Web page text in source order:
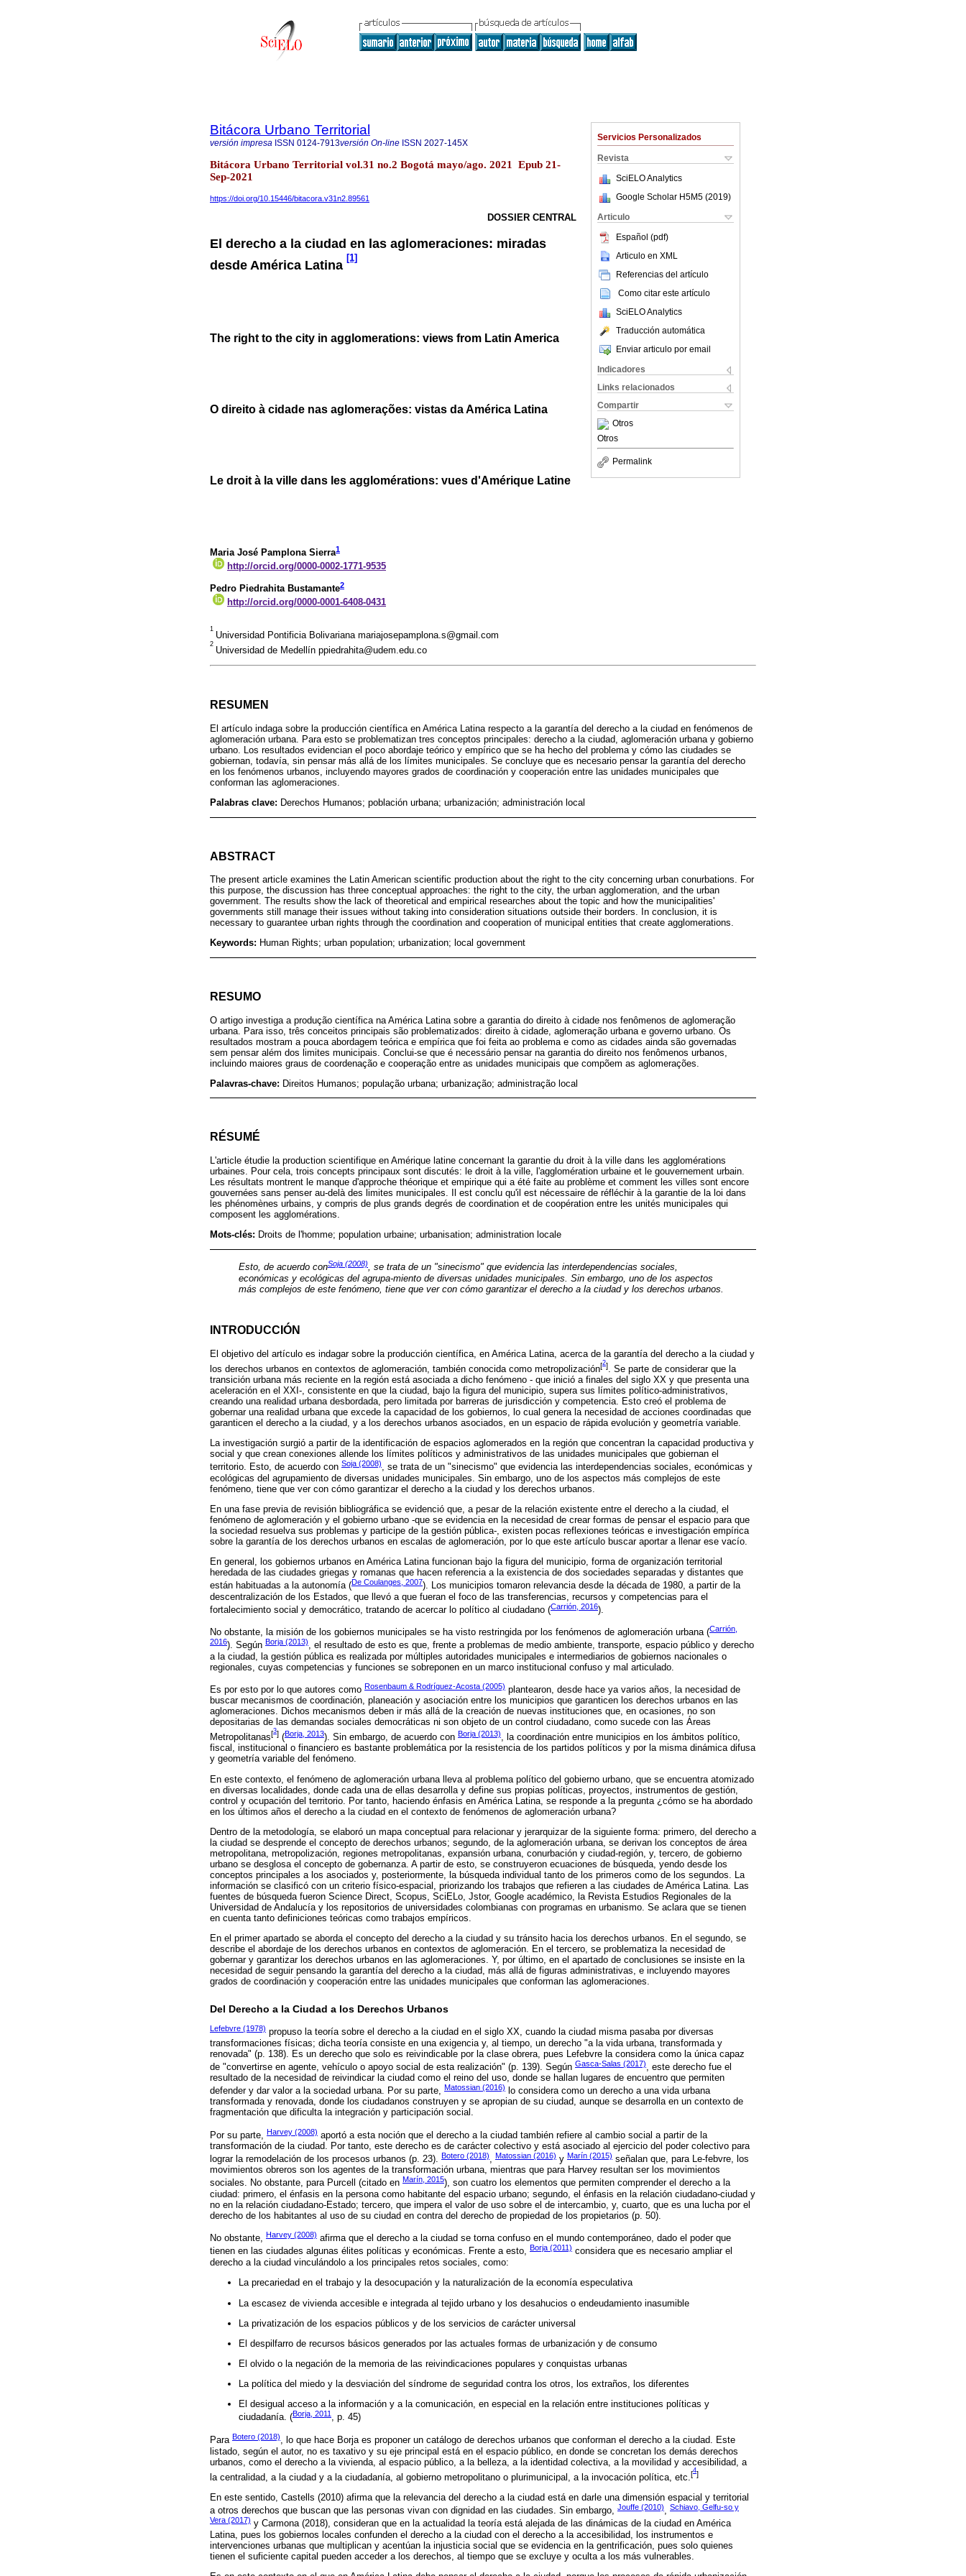
Servicios Personalizados
Revista
SciELO Analytics
Google Scholar H5M5 (2019)
Articulo
Español (pdf)
Articulo en XML
Referencias del artículo
Como citar este artículo
SciELO Analytics
Traducción automática
Enviar articulo por email
Indicadores
Links relacionados
Compartir
Otros
Otros
Permalink
Bitácora Urbano Territorial
versión impresa ISSN 0124-7913versión On-line ISSN 2027-145X
Bitácora Urbano Territorial vol.31 no.2 Bogotá mayo/ago. 2021 Epub 21-
Sep-2021
https://doi.org/10.15446/bitacora.v31n2.89561
DOSSIER CENTRAL
El derecho a la ciudad en las aglomeraciones: miradas
desde América Latina
[1]
The right to the city in agglomerations: views from Latin America
O direito à cidade nas aglomerações: vistas da América Latina
Le droit à la ville dans les agglomérations: vues d'Amérique Latine
Maria José Pamplona Sierra1
http://orcid.org/0000-0002-1771-9535
Pedro Piedrahita Bustamante2
http://orcid.org/0000-0001-6408-0431
1
Universidad Pontificia Bolivariana mariajosepamplona.s@gmail.com
2
Universidad de Medellín ppiedrahita@udem.edu.co
RESUMEN
El artículo indaga sobre la producción científica en América Latina respecto a la garantía del derecho a la ciudad en fenómenos de
aglomeración urbana. Para esto se problematizan tres conceptos principales: derecho a la ciudad, aglomeración urbana y gobierno
urbano. Los resultados evidencian el poco abordaje teórico y empírico que se ha hecho del problema y cómo las ciudades se
gobiernan, todavía, sin pensar más allá de los límites municipales. Se concluye que es necesario pensar la garantía del derecho
en los fenómenos urbanos, incluyendo mayores grados de coordinación y cooperación entre las unidades municipales que
conforman las aglomeraciones.
Palabras clave: Derechos Humanos; población urbana; urbanización; administración local
ABSTRACT
The present article examines the Latin American scientific production about the right to the city concerning urban conurbations. For
this purpose, the discussion has three conceptual approaches: the right to the city, the urban agglomeration, and the urban
government. The results show the lack of theoretical and empirical researches about the topic and how the municipalities'
governments still manage their issues without taking into consideration situations outside their borders. In conclusion, it is
necessary to guarantee urban rights through the coordination and cooperation of municipal entities that create agglomerations.
Keywords: Human Rights; urban population; urbanization; local government
RESUMO
O artigo investiga a produção científica na América Latina sobre a garantia do direito à cidade nos fenômenos de aglomeração
urbana. Para isso, três conceitos principais são problematizados: direito à cidade, aglomeração urbana e governo urbano. Os
resultados mostram a pouca abordagem teórica e empírica que foi feita ao problema e como as cidades ainda são governadas
sem pensar além dos limites municipais. Conclui-se que é necessário pensar na garantia do direito nos fenômenos urbanos,
incluindo maiores graus de coordenação e cooperação entre as unidades municipais que compõem as aglomerações.
Palavras-chave: Direitos Humanos; população urbana; urbanização; administração local
RÉSUMÉ
L'article étudie la production scientifique en Amérique latine concernant la garantie du droit à la ville dans les agglomérations
urbaines. Pour cela, trois concepts principaux sont discutés: le droit à la ville, l'agglomération urbaine et le gouvernement urbain.
Les résultats montrent le manque d'approche théorique et empirique qui a été faite au problème et comment les villes sont encore
gouvernées sans penser au-delà des limites municipales. Il est conclu qu'il est nécessaire de réfléchir à la garantie de la loi dans
les phénomènes urbains, y compris de plus grands degrés de coordination et de coopération entre les unités municipales qui
composent les agglomérations.
Mots-clés: Droits de l'homme; population urbaine; urbanisation; administration locale
Esto, de acuerdo conSoja (2008), se trata de un "sinecismo" que evidencia las interdependencias sociales,
económicas y ecológicas del agrupa-miento de diversas unidades municipales. Sin embargo, uno de los aspectos
más complejos de este fenómeno, tiene que ver con cómo garantizar el derecho a la ciudad y los derechos urbanos.
INTRODUCCIÓN
El objetivo del artículo es indagar sobre la producción científica, en América Latina, acerca de la garantía del derecho a la ciudad y
los derechos urbanos en contextos de aglomeración, también conocida como metropolización[2]. Se parte de considerar que la
transición urbana más reciente en la región está asociada a dicho fenómeno - que inició a finales del siglo XX y que presenta una
aceleración en el XXI-, consistente en que la ciudad, bajo la figura del municipio, supera sus límites político-administrativos,
creando una realidad urbana desbordada, pero limitada por barreras de jurisdicción y competencia. Esto creó el problema de
gobernar una realidad urbana que excede la capacidad de los gobiernos, lo cual genera la necesidad de acciones coordinadas que
garanticen el derecho a la ciudad, y a los derechos urbanos asociados, en un espacio de rápida evolución y geometría variable.
La investigación surgió a partir de la identificación de espacios aglomerados en la región que concentran la capacidad productiva y
social y que crean conexiones allende los límites políticos y administrativos de las unidades municipales que gobiernan el
territorio. Esto, de acuerdo con Soja (2008), se trata de un "sinecismo" que evidencia las interdependencias sociales, económicas y
ecológicas del agrupamiento de diversas unidades municipales. Sin embargo, uno de los aspectos más complejos de este
fenómeno, tiene que ver con cómo garantizar el derecho a la ciudad y los derechos urbanos.
En una fase previa de revisión bibliográfica se evidenció que, a pesar de la relación existente entre el derecho a la ciudad, el
fenómeno de aglomeración y el gobierno urbano -que se evidencia en la necesidad de crear formas de pensar el espacio para que
la sociedad resuelva sus problemas y participe de la gestión pública-, existen pocas reflexiones teóricas e investigación empírica
sobre la garantía de los derechos urbanos en escalas de aglomeración, por lo que este artículo buscar aportar a llenar ese vacío.
En general, los gobiernos urbanos en América Latina funcionan bajo la figura del municipio, forma de organización territorial
heredada de las ciudades griegas y romanas que hacen referencia a la existencia de dos sociedades separadas y distantes que
están habituadas a la autonomía (De Coulanges, 2007). Los municipios tomaron relevancia desde la década de 1980, a partir de la
descentralización de los Estados, que llevó a que fueran el foco de las transferencias, recursos y competencias para el
fortalecimiento social y democrático, tratando de acercar lo político al ciudadano (Carrión, 2016).
No obstante, la misión de los gobiernos municipales se ha visto restringida por los fenómenos de aglomeración urbana (Carrión,
2016). Según Borja (2013), el resultado de esto es que, frente a problemas de medio ambiente, transporte, espacio público y derecho
a la ciudad, la gestión pública es realizada por múltiples autoridades municipales e intermediarios de gobiernos nacionales o
regionales, cuyas competencias y funciones se sobreponen en un marco institucional confuso y mal articulado.
Es por esto por lo que autores como Rosenbaum & Rodríguez-Acosta (2005) plantearon, desde hace ya varios años, la necesidad de
buscar mecanismos de coordinación, planeación y asociación entre los municipios que garanticen los derechos urbanos en las
aglomeraciones. Dichos mecanismos deben ir más allá de la creación de nuevas instituciones que, en ocasiones, no son
depositarias de las demandas sociales democráticas ni son objeto de un control ciudadano, como sucede con las Áreas
Metropolitanas[3] (Borja, 2013). Sin embargo, de acuerdo con Borja (2013), la coordinación entre municipios en los ámbitos político,
fiscal, institucional o financiero es bastante problemática por la resistencia de los partidos políticos y por la misma dinámica difusa
y geometría variable del fenómeno.
En este contexto, el fenómeno de aglomeración urbana lleva al problema político del gobierno urbano, que se encuentra atomizado
en diversas localidades, donde cada una de ellas desarrolla y define sus propias políticas, proyectos, instrumentos de gestión,
control y ocupación del territorio. Por tanto, haciendo énfasis en América Latina, se responde a la pregunta ¿cómo se ha abordado
en los últimos años el derecho a la ciudad en el contexto de fenómenos de aglomeración urbana?
Dentro de la metodología, se elaboró un mapa conceptual para relacionar y jerarquizar de la siguiente forma: primero, del derecho a
la ciudad se desprende el concepto de derechos urbanos; segundo, de la aglomeración urbana, se derivan los conceptos de área
metropolitana, metropolización, regiones metropolitanas, expansión urbana, conurbación y ciudad-región, y, tercero, de gobierno
urbano se desglosa el concepto de gobernanza. A partir de esto, se construyeron ecuaciones de búsqueda, yendo desde los
conceptos principales a los asociados y, posteriormente, la búsqueda individual tanto de los primeros como de los segundos. La
información se clasificó con un criterio físico-espacial, priorizando los trabajos que refieren a las ciudades de América Latina. Las
fuentes de búsqueda fueron Science Direct, Scopus, SciELo, Jstor, Google académico, la Revista Estudios Regionales de la
Universidad de Andalucía y los repositorios de universidades colombianas con programas en urbanismo. Se aclara que se tienen
en cuenta tanto definiciones teóricas como trabajos empíricos.
En el primer apartado se aborda el concepto del derecho a la ciudad y su tránsito hacia los derechos urbanos. En el segundo, se
describe el abordaje de los derechos urbanos en contextos de aglomeración. En el tercero, se problematiza la necesidad de
gobernar y garantizar los derechos urbanos en las aglomeraciones. Y, por último, en el apartado de conclusiones se insiste en la
necesidad de seguir pensando la garantía del derecho a la ciudad, más allá de figuras administrativas, e incluyendo mayores
grados de coordinación y cooperación entre las unidades municipales que conforman las aglomeraciones.
Del Derecho a la Ciudad a los Derechos Urbanos
Lefebvre (1978) propuso la teoría sobre el derecho a la ciudad en el siglo XX, cuando la ciudad misma pasaba por diversas
transformaciones físicas; dicha teoría consiste en una exigencia y, al tiempo, un derecho "a la vida urbana, transformada y
renovada" (p. 138). Es un derecho que solo es reivindicable por la clase obrera, pues Lefebvre la considera como la única capaz
de "convertirse en agente, vehículo o apoyo social de esta realización" (p. 139). Según Gasca-Salas (2017), este derecho fue el
resultado de la necesidad de reivindicar la ciudad como el reino del uso, donde se hallan lugares de encuentro que permiten
defender y dar valor a la sociedad urbana. Por su parte, Matossian (2016)
lo considera como un derecho a una vida urbana
transformada y renovada, donde los ciudadanos construyen y se apropian de su ciudad, aunque se desarrolla en un contexto de
fragmentación que dificulta la integración y participación social.
Por su parte, Harvey (2008) aportó a esta noción que el derecho a la ciudad también refiere al cambio social a partir de la
transformación de la ciudad. Por tanto, este derecho es de carácter colectivo y está asociado al ejercicio del poder colectivo para
lograr la remodelación de los procesos urbanos (p. 23). Botero (2018), Matossian (2016) y Marín (2015) señalan que, para Le-febvre, los
movimientos obreros son los agentes de la transformación urbana, mientras que para Harvey resultan ser los movimientos
sociales. No obstante, para Purcell (citado en Marín, 2015), son cuatro los elementos que permiten comprender el derecho a la
ciudad: primero, el énfasis en la persona como habitante del espacio urbano; segundo, el énfasis en la relación ciudadano-ciudad y
no en la relación ciudadano-Estado; tercero, que impera el valor de uso sobre el de intercambio, y, cuarto, que es una lucha por el
derecho de los habitantes al uso de su ciudad en contra del derecho de propiedad de los propietarios (p. 50).
No obstante, Harvey (2008) afirma que el derecho a la ciudad se torna confuso en el mundo contemporáneo, dado el poder que
tienen en las ciudades algunas élites políticas y económicas. Frente a esto, Borja (2011) considera que es necesario ampliar el
derecho a la ciudad vinculándolo a los principales retos sociales, como:
La precariedad en el trabajo y la desocupación y la naturalización de la economía especulativa
La escasez de vivienda accesible e integrada al tejido urbano y los desahucios o endeudamiento inasumible
La privatización de los espacios públicos y de los servicios de carácter universal
El despilfarro de recursos básicos generados por las actuales formas de urbanización y de consumo
El olvido o la negación de la memoria de las reivindicaciones populares y conquistas urbanas
La política del miedo y la desviación del síndrome de seguridad contra los otros, los extraños, los diferentes
El desigual acceso a la información y a la comunicación, en especial en la relación entre instituciones políticas y
ciudadanía. (Borja, 2011, p. 45)
Para Botero (2018), lo que hace Borja es proponer un catálogo de derechos urbanos que conforman el derecho a la ciudad. Este
listado, según el autor, no es taxativo y su eje principal está en el espacio público, en donde se concretan los demás derechos
urbanos, como el derecho a la vivienda, al espacio público, a la belleza, a la identidad colectiva, a la movilidad y accesibilidad, a
la centralidad, a la ciudad y a la ciudadanía, al gobierno metropolitano o plurimunicipal, a la invocación política, etc. [4]
En este sentido, Castells (2010) afirma que la relevancia del derecho a la ciudad está en darle una dimensión espacial y territorial
a otros derechos que buscan que las personas vivan con dignidad en las ciudades. Sin embargo, Jouffe (2010), Schiavo, Gelfu-so y
Vera (2017) y Carmona (2018), consideran que en la actualidad la teoría está alejada de las dinámicas de la ciudad en América
Latina, pues los gobiernos locales confunden el derecho a la ciudad con el derecho a la accesibilidad, los instrumentos e
intervenciones urbanas que multiplican y acentúan la injusticia social que se evidencia en la gentrificación, pues solo quienes
tienen el suficiente capital pueden acceder a los derechos, al tiempo que se excluye y oculta a los más vulnerables.